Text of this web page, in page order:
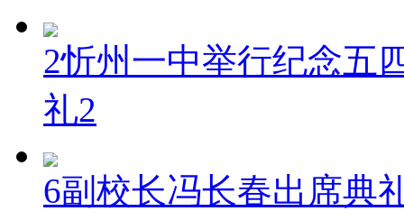
2忻州一中举行纪念五
礼2
6副校长冯长春出席典